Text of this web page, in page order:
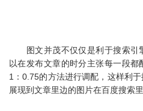
图文并茂不仅仅是利于搜索引
以在发布文章的时分主张每一段
1：0.75的方法进行调配，这样利
展现到文章里边的图片在百度搜索里